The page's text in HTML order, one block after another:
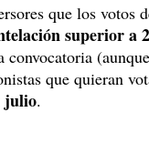
que los votos
superior a
que quieran
julio.